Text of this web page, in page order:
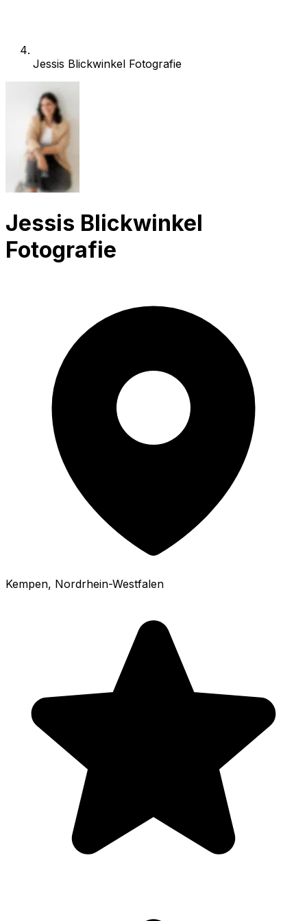
Jessis Blickwinkel Fotografie
Jessis Blickwinkel
Fotografie
Kempen, Nordrhein-Westfalen